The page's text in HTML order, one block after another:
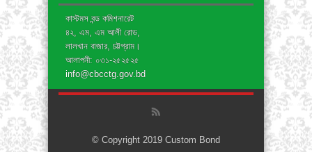
কাস্টমস বন্ড কমিশনারেট
৪২, এম, এম আলী রোড,
লালখান বাজার, চট্টগ্রাম।
আলাপনী: ০৩১-২৫২৫২৫
info@cbcctg.gov.bd
© Copyright 2019 Custom Bond